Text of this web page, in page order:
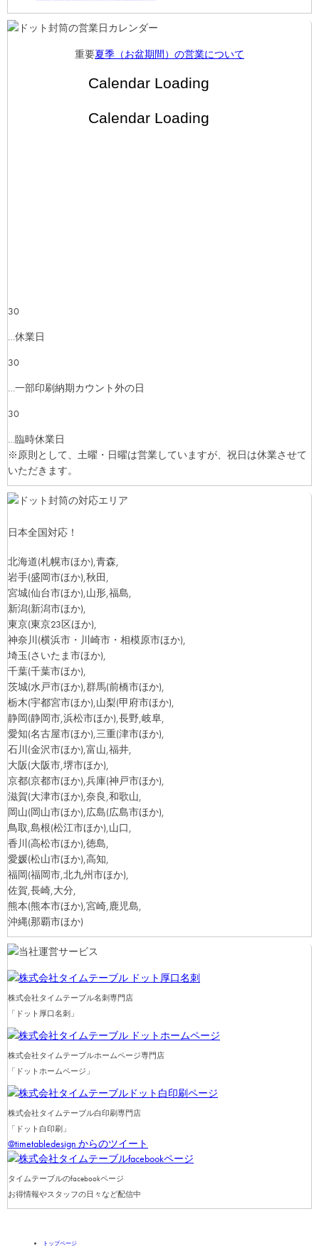
重要夏季（お盆期間）の営業について
30
…休業日
30
…一部印刷納期カウント外の日
30
…臨時休業日
※原則として、土曜・日曜は営業していますが、祝日は休業させて
いただきます。
日本全国対応！
北海道(札幌市ほか),青森,
岩手(盛岡市ほか),秋田,
宮城(仙台市ほか),山形,福島,
新潟(新潟市ほか),
東京(東京23区ほか),
神奈川(横浜市・川崎市・相模原市ほか),
埼玉(さいたま市ほか),
千葉(千葉市ほか),
茨城(水戸市ほか),群馬(前橋市ほか),
栃木(宇都宮市ほか),山梨(甲府市ほか),
静岡(静岡市,浜松市ほか),長野,岐阜,
愛知(名古屋市ほか),三重(津市ほか),
石川(金沢市ほか),富山,福井,
大阪(大阪市,堺市ほか),
京都(京都市ほか),兵庫(神戸市ほか),
滋賀(大津市ほか),奈良,和歌山,
岡山(岡山市ほか),広島(広島市ほか),
鳥取,島根(松江市ほか),山口,
香川(高松市ほか),徳島,
愛媛(松山市ほか),高知,
福岡(福岡市,北九州市ほか),
佐賀,長崎,大分,
熊本(熊本市ほか),宮崎,鹿児島,
沖縄(那覇市ほか)
株式会社タイムテーブル名刺専門店
「ドット厚口名刺」
株式会社タイムテーブルホームページ専門店
「ドットホームページ」
株式会社タイムテーブル白印刷専門店
「ドット白印刷」
@timetabledesign からのツイート
タイムテーブルのfacebookページ
お得情報やスタッフの日々など配信中
トップページ